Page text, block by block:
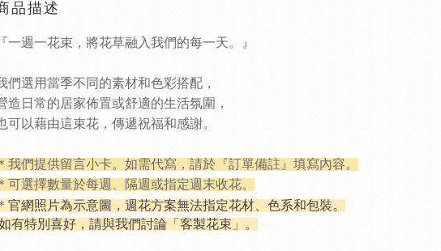
品描述
『一週一花束，將花草融入我們的每一天。』
們選用當季不同的素材和色彩搭配，
造日常的居家佈置或舒適的生活氛圍，
可以藉由這束花，傳遞祝福和感謝。
＊我們提供留言小卡。如需代寫，請於『訂單備註』填寫內容。
＊可選擇數量於每週、隔週或指定週末收花。
＊ 官網照片為示意圖，週花方案無法指定花材、色系和包裝。
有特別喜好，請與我們討論「客製花束」。